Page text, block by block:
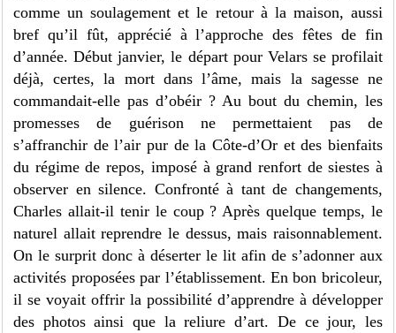
comme un soulagement et le retour à la maison, aussi
bref qu’il fût, apprécié à l’approche des fêtes de fin
d’année. Début janvier, le départ pour Velars se profilait
déjà, certes, la mort dans l’âme, mais la sagesse ne
commandait-elle pas d’obéir ? Au bout du chemin, les
promesses de guérison ne permettaient pas de
s’affranchir de l’air pur de la Côte-d’Or et des bienfaits
du régime de repos, imposé à grand renfort de siestes à
observer en silence. Confronté à tant de changements,
Charles allait-il tenir le coup ? Après quelque temps, le
naturel allait reprendre le dessus, mais raisonnablement.
On le surprit donc à déserter le lit afin de s’adonner aux
activités proposées par l’établissement. En bon bricoleur,
il se voyait offrir la possibilité d’apprendre à développer
des photos ainsi que la reliure d’art. De ce jour, les